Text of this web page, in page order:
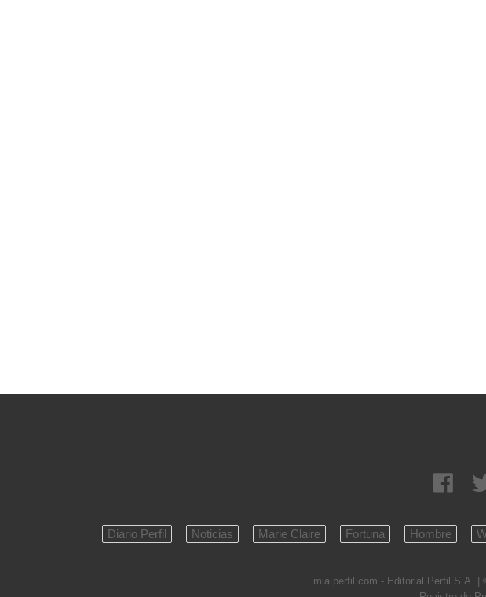
Diario Perfil Noticias Marie Claire Fortuna Hombre
mia.perfil.com - Editorial Perfil S.A.
|